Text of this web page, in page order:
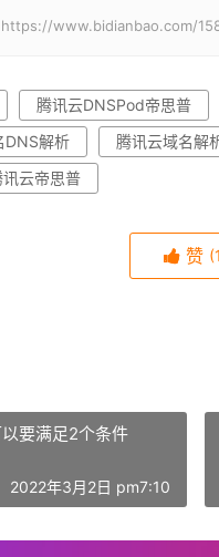
https://www.bidianbao.com/
腾讯云DNSPod帝思普
DNS解析 腾讯云域名解
讯云帝思普
赞
要满足2个条件
2022年3月2日 pm7:10